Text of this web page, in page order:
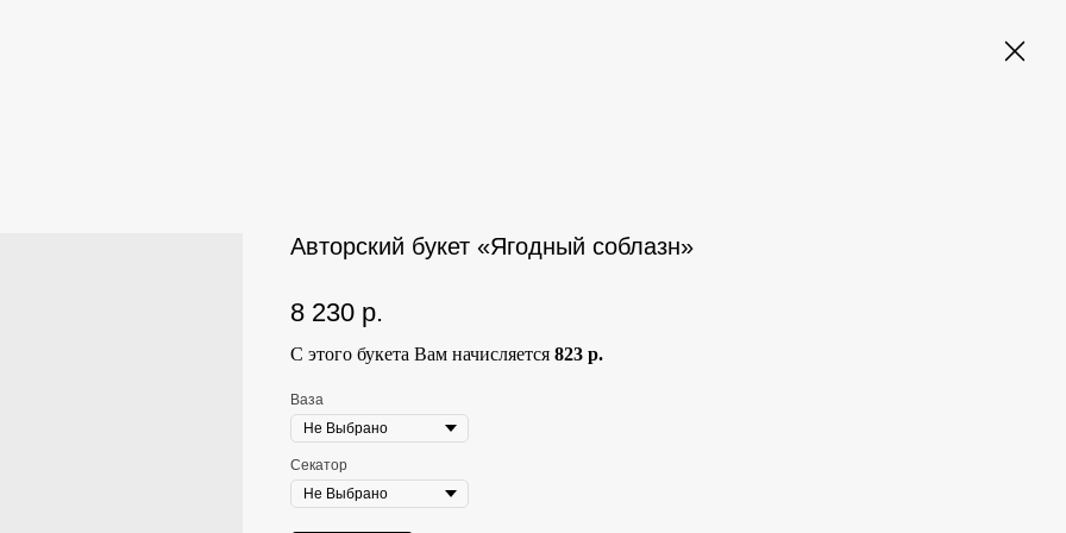
Авторский букет «Ягодный соблазн»
8 230 р.
С этого букета Вам начисляется 823 р.
Ваза
Секатор